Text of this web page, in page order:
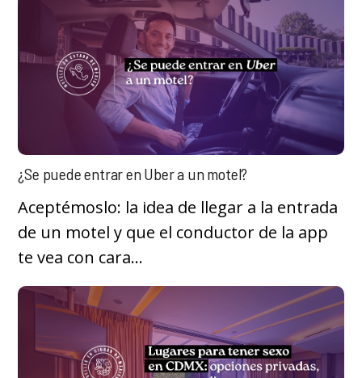
¿Se puede entrar en Uber a un motel?
Aceptémoslo: la idea de llegar a la entrada
de un motel y que el conductor de la app
te vea con cara...